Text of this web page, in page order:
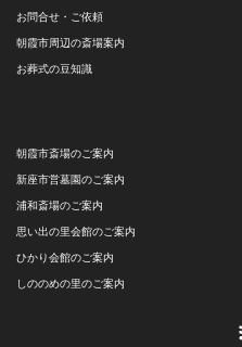
お問合せ・ご依頼
朝霞市周辺の斎場案内
お葬式の豆知識
朝霞市斎場のご案内
新座市営墓園のご案内
浦和斎場のご案内
思い出の里会館のご案内
ひかり会館のご案内
しののめの里のご案内